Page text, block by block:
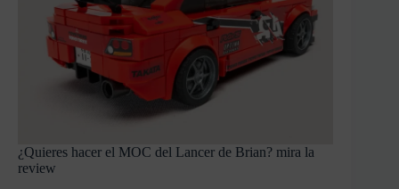
¿Quieres hacer el MOC del Lancer de Brian? mira la
review